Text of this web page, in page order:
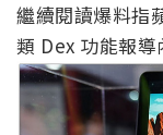
繼續閱讀爆料指
類 Dex 功能報導